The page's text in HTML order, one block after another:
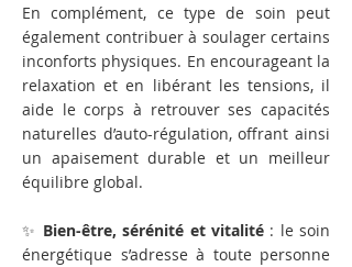
En complément, ce type de soin peut
également contribuer à soulager certains
inconforts physiques. En encourageant la
relaxation et en libérant les tensions, il
aide le corps à retrouver ses capacités
naturelles d’auto-régulation, offrant ainsi
un apaisement durable et un meilleur
équilibre global.
✨ Bien-être, sérénité et vitalité: le soin
énergétique s’adresse à toute personne